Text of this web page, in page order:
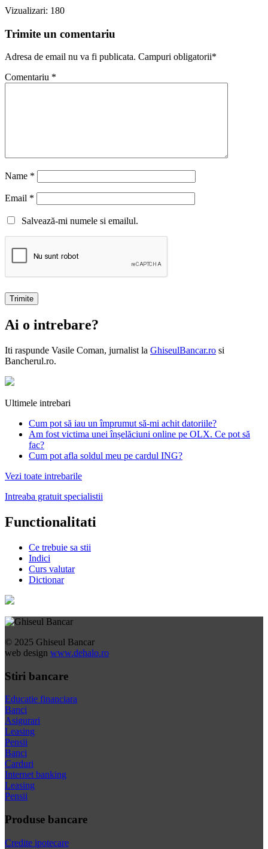
Vizualizari: 180
Trimite un comentariu
Adresa de email nu va fi publicata. Campuri obligatorii*
Comentariu *
Name *
Email *
Salvează-mi numele si emailul.
Ai o intrebare?
Iti raspunde Vasile Coman, jurnalist la GhiseulBancar.ro si
Bancherul.ro.
Ultimele intrebari
Cum pot să iau un împrumut să-mi achit datoriile?
Am fost victima unei înșelăciuni online pe OLX. Ce pot să
fac?
Cum pot afla soldul meu pe cardul ING?
Vezi toate intrebarile
Intreaba gratuit specialistii
Functionalitati
Ce trebuie sa stii
Indici
Curs valutar
Dictionar
© 2025 Ghiseul Bancar
web design www.dehalo.ro
Stiri bancare
Educatie financiara
Banci
Asigurari
Leasing
Pensii
Banci
Carduri
Internet banking
Leasing
Pensii
Produse bancare
Credite ipotecare